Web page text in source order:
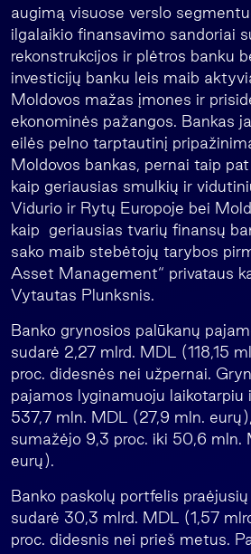
augimą visuose verslo
ilgalaikio finansavimo sandoriai
rekonstrukcijos ir plėtros banku
investicijų banku leis maib
Moldovos mažas įmones ir
ekonominės pažangos. Bankas
eilės pelno tarptautinį
Moldovos bankas, pernai taip
kaip geriausias smulkių ir
Vidurio ir Rytų Europoje bei
kaip geriausias tvarių finansų
sako maib stebėtojų tarybos
Asset Management“ privataus
Vytautas Plunksnis.
Banko grynosios palūkanų
sudarė 2,27 mlrd. MDL (118,15
proc. didesnės nei užpernai.
pajamos lyginamuoju laikotarpiu
537,7 mln. MDL (27,9 mln.
sumažėjo 9,3 proc. iki 50,6 mln.
eurų).
Banko paskolų portfelis
sudarė 30,3 mlrd. MDL (1,57
proc. didesnis nei prieš metus.